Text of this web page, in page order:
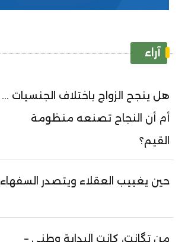
آراء
هل ينجح الزواج باختلاف الجنسيات ...
أم أن النجاح تصنعه منظومة
القيم؟
حين يغييب العقلاء ويتصدر السفهاء
من تگانت، كانت البداية وطني –